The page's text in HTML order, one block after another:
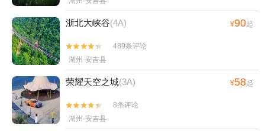
浙北大峡谷(4A) ¥90起


489条评论
湖州·安吉县
荣耀天空之城(3A) ¥58起


8条评论
湖州·安吉县